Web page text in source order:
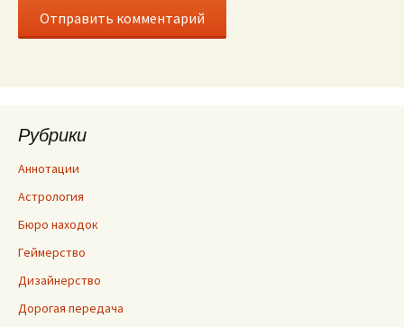
Рубрики
Аннотации
Астрология
Бюро находок
Геймерство
Дизайнерство
Дорогая передача